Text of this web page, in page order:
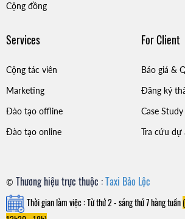
Cộng đồng
Services
Cộng tác viên
Marketing
Đào tạo offline
Đào tạo online
For Client
Báo giá &
Đăng ký
Case
Tra cứu dự
© Thương hiệu trực thuộc :Taxi Bảo Lộc
Thời gian làm việc : Từ thứ 2 - sáng thứ 7 hàng tuần